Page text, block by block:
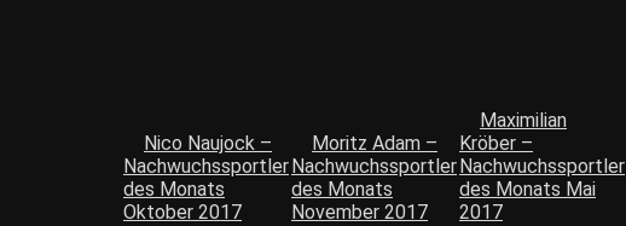
Nico Naujock –
Nachwuchssportler
des Monats
Oktober 2017
Moritz Adam –
Nachwuchssportler
des Monats
November 2017
Maximilian
Kröber –
Nachwuchssportler
des Monats Mai
2017